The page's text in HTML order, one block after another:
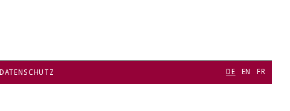
DATENSCHUTZ DE EN FR